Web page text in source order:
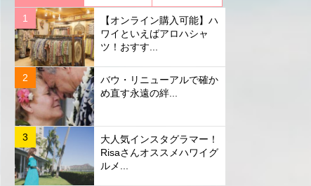
【オンライン購入可能】ハ
ワイといえばアロハシャ
ツ！おすす...
バウ・リニューアルで確か
め直す永遠の絆...
大人気インスタグラマー！
Risaさんオススメハワイグ
ルメ...